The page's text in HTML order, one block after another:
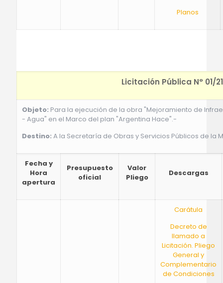
Planos
Licitación Pública N° 01/21
Objeto: Para la ejecución de la obra "Mejoramiento de
- Agua" en el Marco del plan "Argentina Hace".-
Destino: A la Secretaría de Obras y Servicios Públicos de la
Fecha y
Hora
apertura
Presupuesto
oficial
Valor
Pliego
Descargas
Carátula
Decreto de
llamado a
Licitación. Pliego
General y
Complementario
de Condiciones